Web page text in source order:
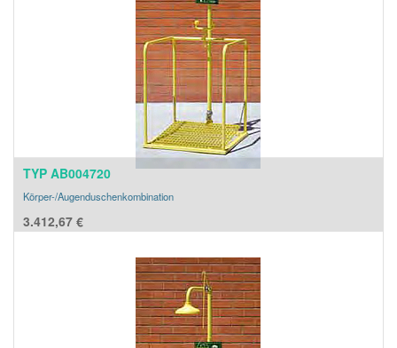
TYP AB004720
Körper-/Augenduschenkombination
3.412,67 €